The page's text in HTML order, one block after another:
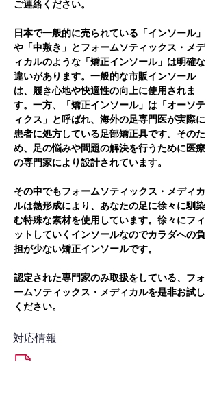
ご連絡ください。
日本で一般的に売られている「インソール」
や「中敷き」とフォームソティックス・メデ
ィカルのような「矯正インソール」は明確な
違いがあります。一般的な市販インソール
は、履き心地や快適性の向上に使用されま
す。一方、「矯正インソール」は「オーソテ
ィクス」と呼ばれ、海外の足専門医が実際に
患者に処方している足部矯正具です。そのた
め、足の悩みや問題の解決を行うために医療
の専門家により設計されています。
その中でもフォームソティックス・メディカ
ルは熱形成により、あなたの足に徐々に馴染
む特殊な素材を使用しています。徐々にフィ
ットしていくインソールなのでカラダへの負
担が少ない矯正インソールです。
認定された専門家のみ取扱をしている、フォ
ームソティックス・メディカルを是非お試し
ください。
対応情報